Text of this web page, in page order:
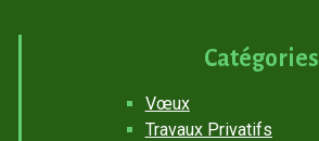
Catégories
Vœux
Travaux Privatifs